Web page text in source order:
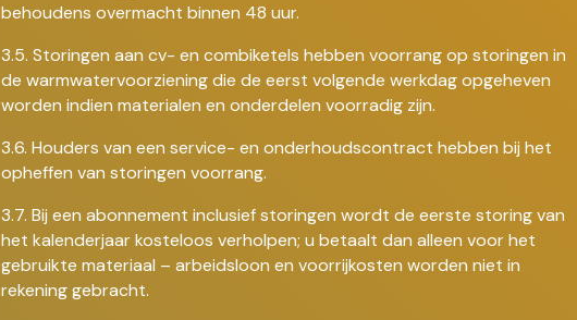
behoudens overmacht binnen 48 uur.
3.5. Storingen aan cv- en combiketels hebben voorrang op storingen in
de warmwatervoorziening die de eerst volgende werkdag opgeheven
worden indien materialen en onderdelen voorradig zijn.
3.6. Houders van een service- en onderhoudscontract hebben bij het
opheffen van storingen voorrang.
3.7. Bij een abonnement inclusief storingen wordt de eerste storing van
het kalenderjaar kosteloos verholpen; u betaalt dan alleen voor het
gebruikte materiaal – arbeidsloon en voorrijkosten worden niet in
rekening gebracht.